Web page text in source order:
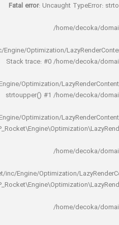
Fatal error : Uncaught
/home/
rocket/inc/Engine/Optimization/
Stack trace: #0 /home/
rocket/inc/Engine/Optimization/
strtoupper() #1 /home/
rocket/inc/Engine/Optimization/
/home/
rocket/inc/Engine/Optimization/
/home/